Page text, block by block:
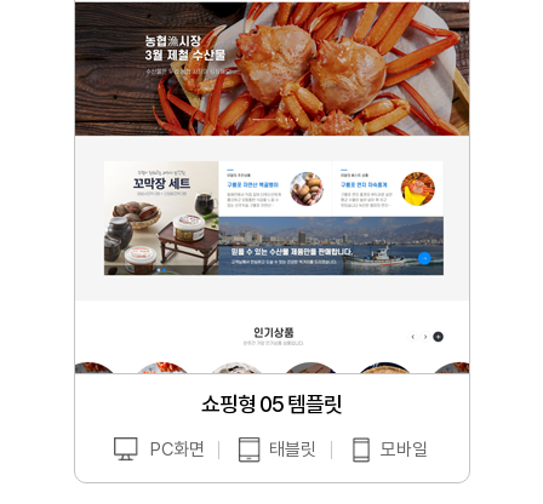
특산물
인물
기타
Q&A
쇼핑형 05 템플릿
PC화면 태블릿 모바일